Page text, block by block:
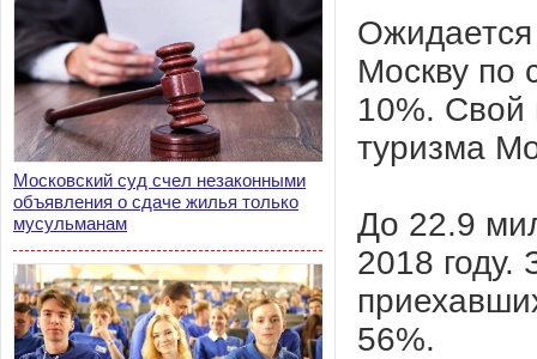
Московский суд счел незаконными
объявления о сдаче жилья только
мусульманам
Ожидается
Москву по
10%. Свой
туризма
До 22.9
2018
56%.